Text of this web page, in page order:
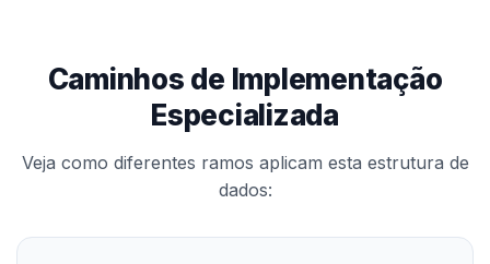
Caminhos de Implementação
Especializada
Veja como diferentes ramos aplicam esta estrutura de
dados: